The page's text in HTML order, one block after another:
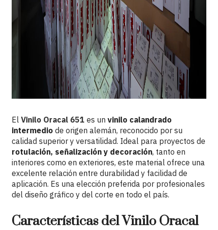
El Vinilo Oracal 651 es un vinilo calandrado
intermedio de origen alemán, reconocido por su
calidad superior y versatilidad. Ideal para proyectos de
rotulación, señalización y decoración, tanto en
interiores como en exteriores, este material ofrece una
excelente relación entre durabilidad y facilidad de
aplicación. Es una elección preferida por profesionales
del diseño gráfico y del corte en todo el país.
Características del Vinilo Oracal